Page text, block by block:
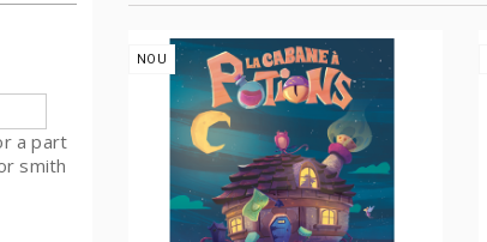
NOU